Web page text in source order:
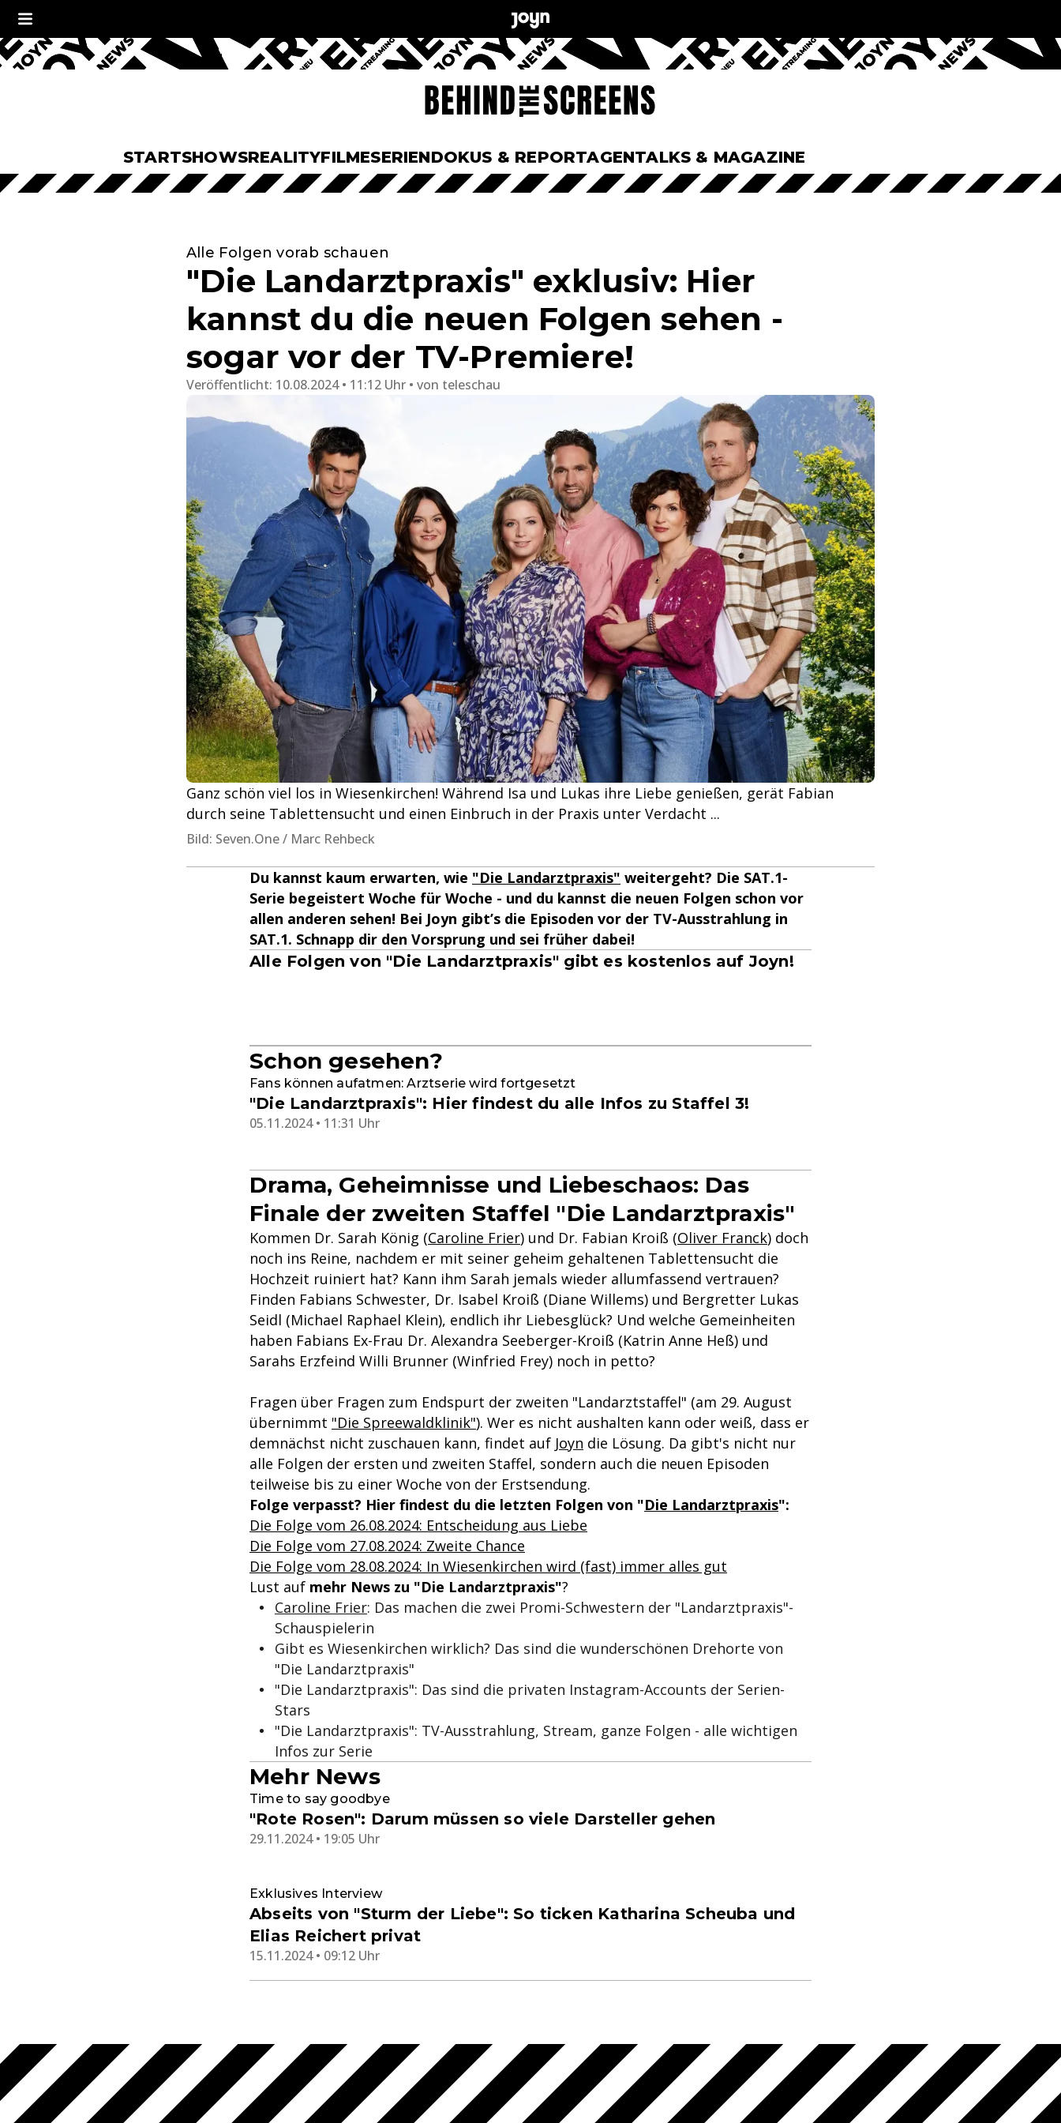
STARTSHOWSREALITYFILMESERIENDOKUS & REPORTAGENTALKS & MAGAZINE
Alle Folgen vorab schauen
"Die Landarztpraxis" exklusiv: Hier
kannst du die neuen Folgen sehen -
sogar vor der TV-Premiere!
Veröffentlicht: 10.08.2024 • 11:12 Uhr von teleschau
Ganz schön viel los in Wiesenkirchen! Während Isa und Lukas ihre Liebe genießen, gerät Fabian
durch seine Tablettensucht und einen Einbruch in der Praxis unter Verdacht ...
Bild: Seven.One / Marc Rehbeck
Du kannst kaum erwarten, wie "Die Landarztpraxis" weitergeht? Die SAT.1-
Serie begeistert Woche für Woche - und du kannst die neuen Folgen schon vor
allen anderen sehen! Bei Joyn gibt’s die Episoden vor der TV-Ausstrahlung in
SAT.1. Schnapp dir den Vorsprung und sei früher dabei!
Alle Folgen von "Die Landarztpraxis" gibt es kostenlos auf Joyn!
Schon gesehen?
Fans können aufatmen: Arztserie wird fortgesetzt
"Die Landarztpraxis": Hier findest du alle Infos zu Staffel 3!
05.11.2024 • 11:31 Uhr
Drama, Geheimnisse und Liebeschaos: Das
Finale der zweiten Staffel "Die Landarztpraxis"
Kommen Dr. Sarah König (Caroline Frier) und Dr. Fabian Kroiß (Oliver Franck) doch
noch ins Reine, nachdem er mit seiner geheim gehaltenen Tablettensucht die
Hochzeit ruiniert hat? Kann ihm Sarah jemals wieder allumfassend vertrauen?
Finden Fabians Schwester, Dr. Isabel Kroiß (Diane Willems) und Bergretter Lukas
Seidl (Michael Raphael Klein), endlich ihr Liebesglück? Und welche Gemeinheiten
haben Fabians Ex-Frau Dr. Alexandra Seeberger-Kroiß (Katrin Anne Heß) und
Sarahs Erzfeind Willi Brunner (Winfried Frey) noch in petto?
Fragen über Fragen zum Endspurt der zweiten "Landarztstaffel" (am 29. August
übernimmt "Die Spreewaldklinik"). Wer es nicht aushalten kann oder weiß, dass er
demnächst nicht zuschauen kann, findet auf Joyn die Lösung. Da gibt's nicht nur
alle Folgen der ersten und zweiten Staffel, sondern auch die neuen Episoden
teilweise bis zu einer Woche von der Erstsendung.
Folge verpasst? Hier findest du die letzten Folgen von "Die Landarztpraxis":
Die Folge vom 26.08.2024: Entscheidung aus Liebe
Die Folge vom 27.08.2024: Zweite Chance
Die Folge vom 28.08.2024: In Wiesenkirchen wird (fast) immer alles gut
Lust auf mehr News zu "Die Landarztpraxis"?
Caroline Frier: Das machen die zwei Promi-Schwestern der "Landarztpraxis"-
Schauspielerin
Gibt es Wiesenkirchen wirklich? Das sind die wunderschönen Drehorte von
"Die Landarztpraxis"
"Die Landarztpraxis": Das sind die privaten Instagram-Accounts der Serien-
Stars
"Die Landarztpraxis": TV-Ausstrahlung, Stream, ganze Folgen - alle wichtigen
Infos zur Serie
Mehr News
Time to say goodbye
"Rote Rosen": Darum müssen so viele Darsteller gehen
29.11.2024 • 19:05 Uhr
Exklusives Interview
Abseits von "Sturm der Liebe": So ticken Katharina Scheuba und
Elias Reichert privat
15.11.2024 • 09:12 Uhr